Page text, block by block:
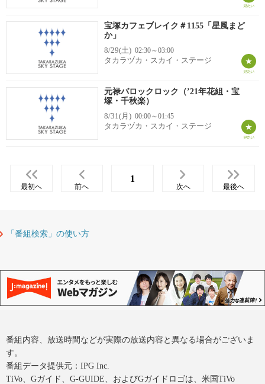
宝塚カフェブレイク＃1155「星風まど
か」
8/29(土) 02:30～03:00
タカラヅカ・スカイ・ステージ
元禄バロックロック（’21年花組・宝
塚・千秋楽）
8/31(月) 00:00～01:45
タカラヅカ・スカイ・ステージ
最初へ 前へ
1
次へ 最後へ
「番組検索」の使い方
番組内容、放送時間などが実際の放送内容と異なる場合がございま
す。
番組データ提供元：IPG Inc.
TiVo、Gガイド、G-GUIDE、およびGガイドロゴは、米国TiVo